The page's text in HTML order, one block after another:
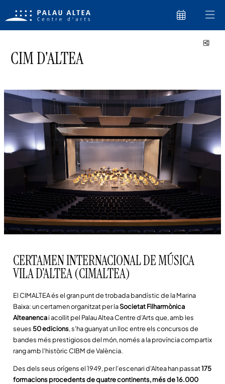
CIM D'ALTEA
CERTAMEN INTERNACIONAL DE MÚSICA
VILA D’ALTEA (CIMALTEA)
El CIMALTEA és el gran punt de trobada bandístic de la Marina
Baixa: un certamen organitzat per laSocietat Filharmònica
Alteanencai acollit pel Palau Altea Centre d’Arts que, amb les
seues50 edicions, s'ha guanyat un lloc entre els concursos de
bandes més prestigiosos del món, només a la província compartix
rang amb l'històric CIBM de València.
Des dels seus orígens el 1949, per l'escenari d'Altea han passat175
formacions procedents de quatre continents, més de 16.000